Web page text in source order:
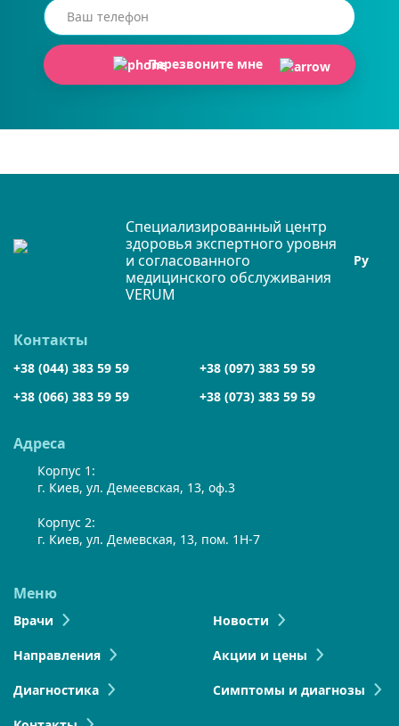
Перезвоните мне
Специализированный центр
здоровья экспертного уровня
и согласованного
медицинского обслуживания
VERUM
Ру
Адреса
Корпус 1:
г. Киев, ул. Демеевская, 13, оф.3
Корпус 2:
г. Киев, ул. Демевская, 13, пом. 1Н-7
Меню
Врачи
Направления
Диагностика
Новости
Акции и цены
Симптомы и диагнозы
Контакты
+38 (044) 383 59 59
+38 (097) 383 59 59
+38 (066) 383 59 59
+38 (073) 383 59 59